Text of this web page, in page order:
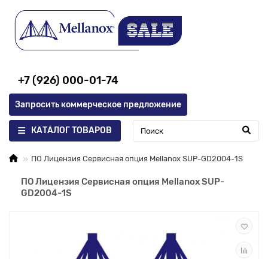
+7 (926) 000-01-74
Запросить коммерческое предложение
КАТАЛОГ ТОВАРОВ
ПО Лицензия Сервисная опция Mellanox SUP-GD2004-1S
ПО Лицензия Сервисная опция Mellanox SUP-
GD2004-1S